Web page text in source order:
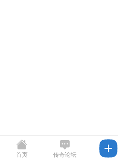
首页 传奇论坛